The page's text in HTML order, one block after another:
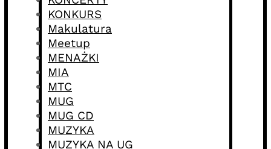
KONKURS
Makulatura
Meetup
MENAŻKI
MIA
MTC
MUG
MUG CD
MUZYKA
MUZYKA NA UG